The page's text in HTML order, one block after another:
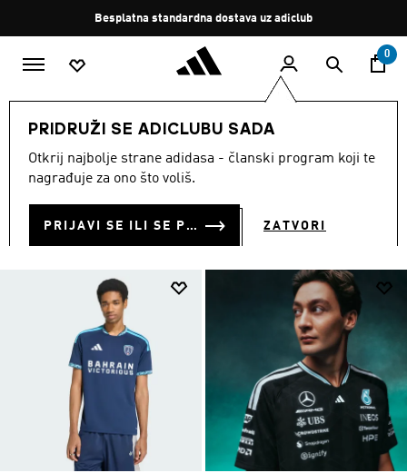
Zaustavi
rotaciju
Besplatna standardna dostava uz adiclub
0
PRIDRUŽI SE ADICLUBU SADA
Otkrij najbolje strane adidasa - članski program koji te
nagrađuje za ono što voliš.
PRIJAVI SE ILI SE PRIDRUŽI SADA ZATVORI
MUŠKARCI Odjeća
ODJEĆA